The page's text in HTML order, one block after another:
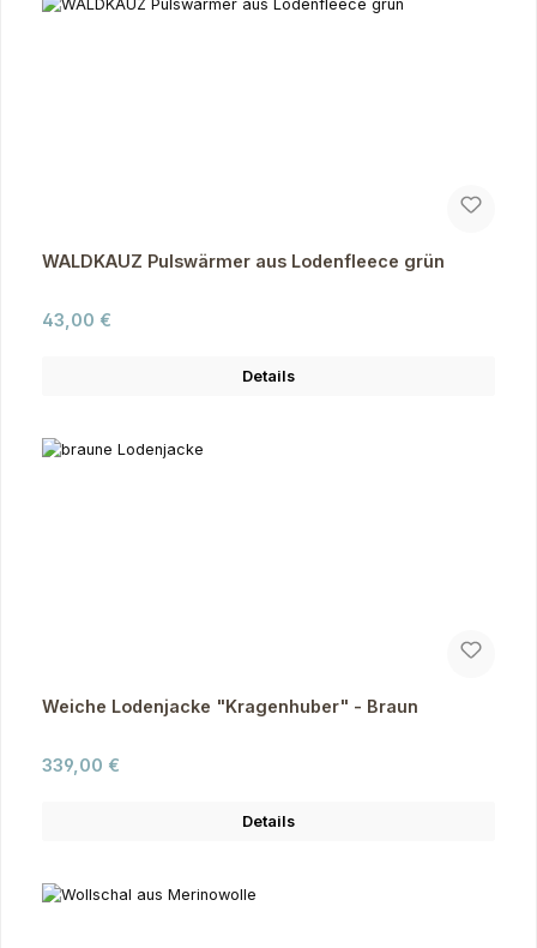
WALDKAUZ Pulswärmer aus Lodenfleece grün
Regulärer Preis:
43,00 €
Details
Weiche Lodenjacke "Kragenhuber" - Braun
Regulärer Preis:
339,00 €
Details